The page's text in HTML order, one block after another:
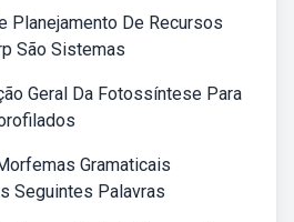
Planejamento De Recursos
São Sistemas
Geral Da Fotossíntese Para
Gramaticais
Seguintes Palavras